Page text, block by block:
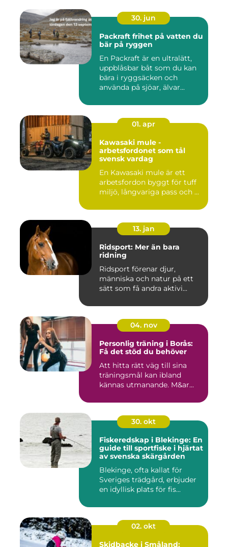
30. jun
Packraft frihet på vatten du
bär på ryggen
En Packraft är en ultralätt,
uppblåsbar båt som du kan
bära i ryggsäcken och
använda på sjöar, älvar...
01. apr
Kawasaki mule -
arbetsfordonet som tål
svensk vardag
En Kawasaki mule är ett
arbetsfordon byggt för tuff
miljö, långvariga pass och ...
13. jan
Ridsport: Mer än bara
ridning
Ridsport förenar djur,
människa och natur på ett
sätt som få andra aktivi...
04. nov
Personlig träning i Borås:
Få det stöd du behöver
Att hitta rätt väg till sina
träningsmål kan ibland
kännas utmanande. M&ar...
30. okt
Fiskeredskap i Blekinge: En
guide till sportfiske i hjärtat
av svenska skärgården
Blekinge, ofta kallat för
Sveriges trädgård, erbjuder
en idyllisk plats för fis...
02. okt
Skidbacke i Småland: